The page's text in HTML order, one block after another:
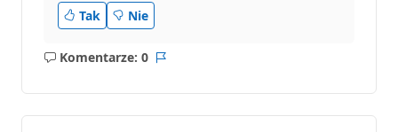
Tak
Nie
Komentarze: 0
Brak